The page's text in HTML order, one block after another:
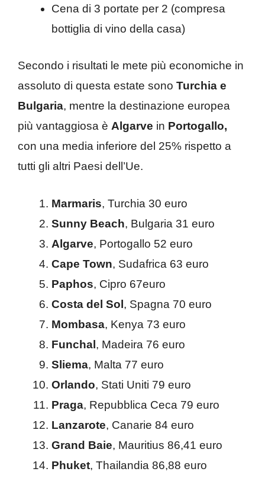
Cena di 3 portate per 2 (compresa
bottiglia di vino della casa)
Secondo i risultati le mete più economiche in
assoluto di questa estate sono Turchia e
Bulgaria, mentre la destinazione europea
più vantaggiosa è Algarve in Portogallo,
con una media inferiore del 25% rispetto a
tutti gli altri Paesi dell’Ue.
Marmaris, Turchia 30 euro
Sunny Beach, Bulgaria 31 euro
Algarve, Portogallo 52 euro
Cape Town, Sudafrica 63 euro
Paphos, Cipro 67euro
Costa del Sol , Spagna 70 euro
Mombasa, Kenya 73 euro
Funchal , Madeira 76 euro
Sliema, Malta 77 euro
Orlando, Stati Uniti 79 euro
Praga, Repubblica Ceca 79 euro
Lanzarote, Canarie 84 euro
Grand Baie, Mauritius 86,41 euro
Phuket, Thailandia 86,88 euro